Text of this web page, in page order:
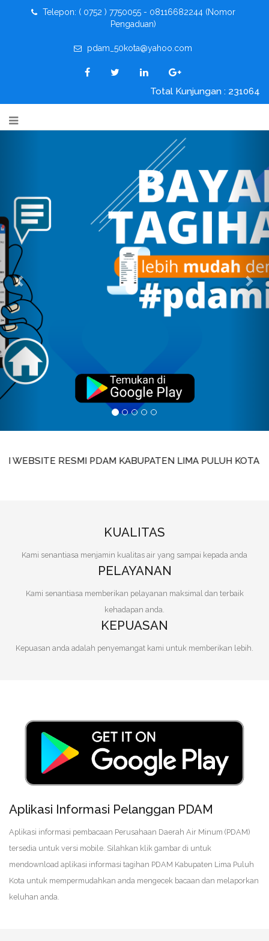
Telepon: ( 0752 ) 7750055 - 08116682244 (Nomor
Pengaduan)
pdam_50kota@yahoo.com
Total Kunjungan : 231064
RESMI PDAM KABUPATEN LIMA PULUH KOTA
KUALITAS
Kami senantiasa menjamin kualitas air yang sampai kepada anda
PELAYANAN
Kami senantiasa memberikan pelayanan maksimal dan terbaik
kehadapan anda.
KEPUASAN
Kepuasan anda adalah penyemangat kami untuk memberikan lebih.
Aplikasi Informasi Pelanggan PDAM
Aplikasi informasi pembacaan Perusahaan Daerah Air Minum (PDAM)
tersedia untuk versi mobile. Silahkan klik gambar di untuk
mendownload aplikasi informasi tagihan PDAM Kabupaten Lima Puluh
Kota untuk mempermudahkan anda mengecek bacaan dan melaporkan
keluhan anda.